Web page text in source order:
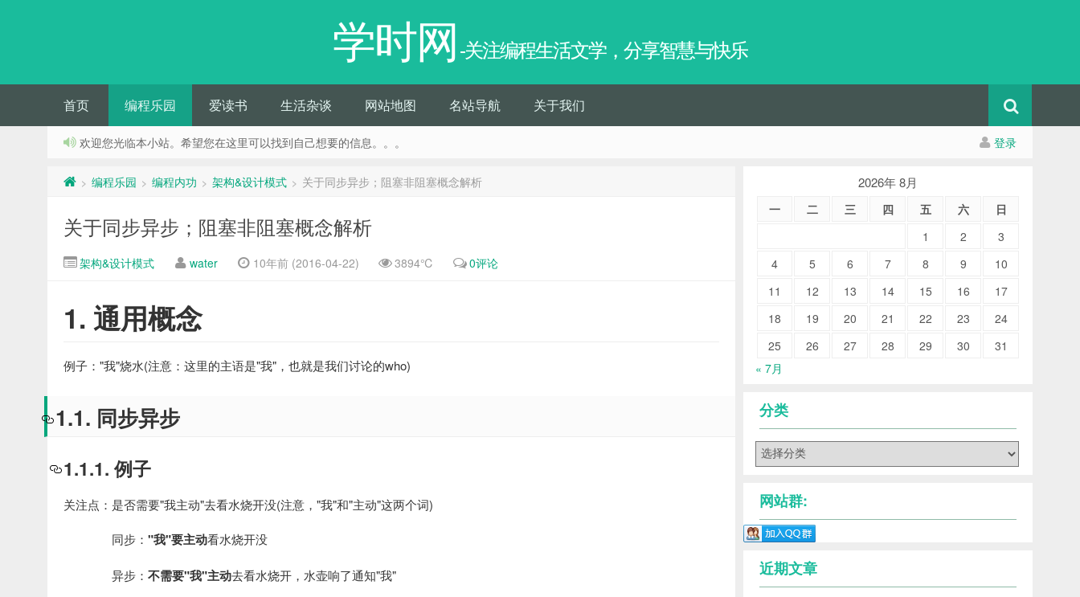
学时网 -关注编程生活文学，分享智慧与快乐
首页 编程乐园 爱读书 生活杂谈 网站地图 名站导航 关于我们
登录
欢迎您光临本小站。希望您在这里可以找到自己想要的信息。。。
> 编程乐园 > 编程内功 > 架构&设计模式 > 关于同步异步；阻塞非阻塞概念解析
关于同步异步；阻塞非阻塞概念解析
架构&设计模式 water 10年前 (2016-04-22) 3894℃ 0评论
1. 通用概念
例子："我"烧水(注意：这里的主语是"我"，也就是我们讨论的who)
1.1. 同步异步
1.1.1. 例子
关注点：是否需要"我主动"去看水烧开没(注意，"我"和"主动"这两个词)
同步： "我"要主动看水烧开没
异步： 不需要"我"主动去看水烧开，水壶响了通知"我"
2026年 8月
一 二 三 四 五 六
日
1
2
3
4
5 6 7 8 9
10
11
12 13 14 15 16
17
18
19 20 21 22 23
24
25
26 27 28 29 30
31
« 7月
分类
网站群:
近期文章